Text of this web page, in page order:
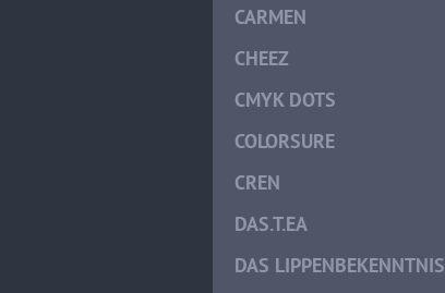
CARMEN
CHEEZ
CMYK DOTS
COLORSURE
CREN
DAS.T.EA
DAS LIPPENBEKENNTNIS